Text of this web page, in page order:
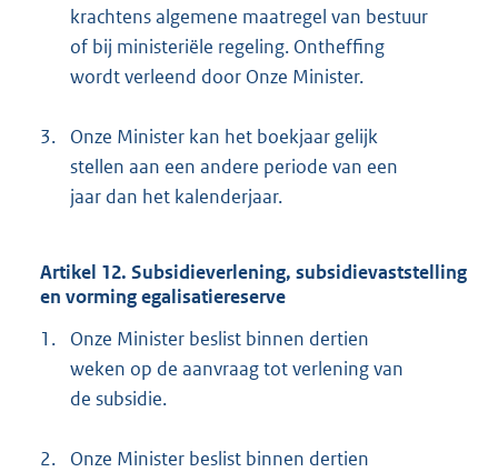
krachtens algemene maatregel van bestuur
of bij ministeriële regeling. Ontheffing
wordt verleend door Onze Minister.
3.
Onze Minister kan het boekjaar gelijk
stellen aan een andere periode van een
jaar dan het kalenderjaar.
Artikel 12. Subsidieverlening, subsidievaststelling
en vorming egalisatiereserve
1.
Onze Minister beslist binnen dertien
weken op de aanvraag tot verlening van
de subsidie.
2.
Onze Minister beslist binnen dertien